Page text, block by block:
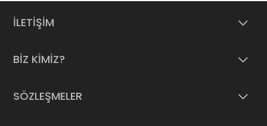
İLETİŞİM
BİZ KİMİZ?
SÖZLEŞMELER